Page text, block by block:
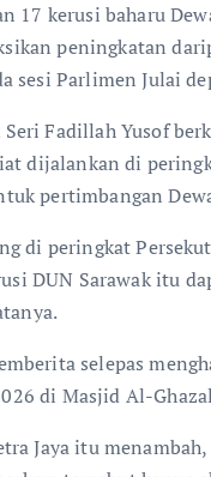
17 kerusi baharu
peningkatan
sesi Parlimen Julai
Fadillah Yusof
dijalankan di
pertimbangan
di peringkat
DUN Sarawak itu
selepas
di Masjid Al-
Jaya itu menambah,